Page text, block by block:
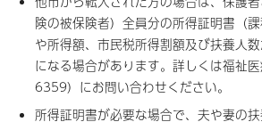
険の被保険者）全員分の所得証明書（
や所得額、市民税所得割額及び扶養人
になる場合があります。詳しくは福祉
6359）にお問い合わせください。
所得証明書が必要な場合で、夫や妻の